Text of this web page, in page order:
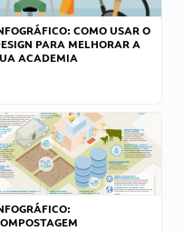
COMO USAR O
PARA MELHORAR A
ACADEMIA